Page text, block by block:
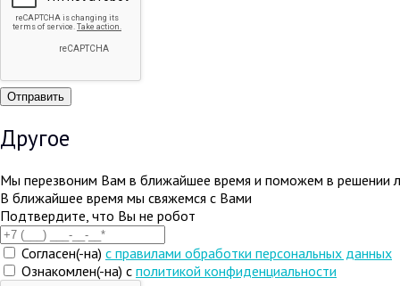
Другое
Мы перезвоним Вам в ближайшее время и поможем в решении
В ближайшее время мы свяжемся с Вами
Подтвердите, что Вы не робот
Согласен(-на) c правилами обработки персональных данных
Ознакомлен(-на) с политикой конфиденциальности